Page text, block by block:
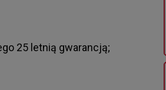
25 letnią gwarancją;